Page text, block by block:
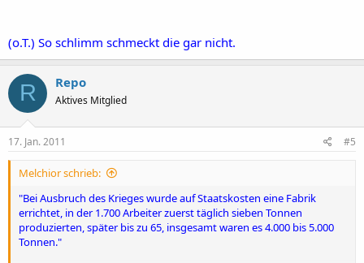
(o.T.) So schlimm schmeckt die gar nicht.
R Repo
Aktives Mitglied
17. Jan. 2011 #5
Melchior schrieb:
"Bei Ausbruch des Krieges wurde auf Staatskosten eine Fabrik
errichtet, in der 1.700 Arbeiter zuerst täglich sieben Tonnen
produzierten, später bis zu 65, insgesamt waren es 4.000 bis 5.000
Tonnen."